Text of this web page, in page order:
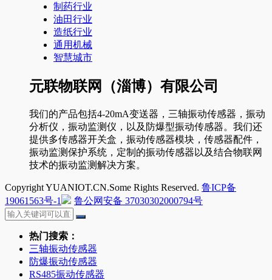
制药行业
油田行业
造纸行业
通用机械
智慧城市
元联物联网（淄博）有限公司
我们的产品包括4-20mA变送器，三轴振动传感器，振动
分析仪，振动监测仪，以及防爆型振动传感器。我们还
提供多传感器开关盒，振动传感器模块，传感器配件，
振动监测保护系统，定制的振动传感器以及结合物联网
技术的振动监测解决方案。
Copyright YUANIOT.CN.Some Rights Reserved. 鲁ICP备
19061563号-1
鲁公网安备 37030302000794号
热门搜索：
三轴振动传感器
防爆振动传感器
RS485振动传感器